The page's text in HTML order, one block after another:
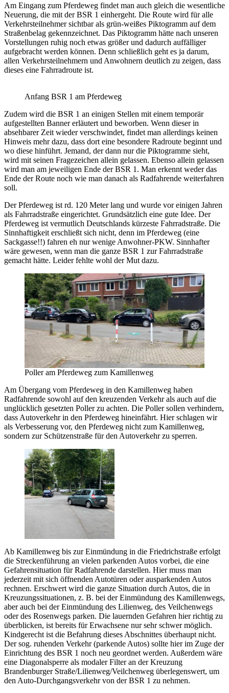
Am Eingang zum Pferdeweg findet man auch gleich die wesentliche
Neuerung, die mit der BSR 1 einhergeht. Die Route wird für alle
Verkehrsteilnehmer sichtbar als grün-weißes Piktogramm auf dem
Straßenbelag gekennzeichnet. Das Piktogramm hätte nach unseren
Vorstellungen ruhig noch etwas größer und dadurch auffälliger
aufgebracht werden können. Denn schließlich geht es ja darum,
allen Verkehrsteilnehmern und Anwohnern deutlich zu zeigen, dass
dieses eine Fahrradroute ist.
Anfang BSR 1 am Pferdeweg
Zudem wird die BSR 1 an einigen Stellen mit einem temporär
aufgestellten Banner erläutert und beworben. Wenn dieser in
absehbarer Zeit wieder verschwindet, findet man allerdings keinen
Hinweis mehr dazu, dass dort eine besondere Radroute beginnt und
wo diese hinführt. Jemand, der dann nur die Piktogramme sieht,
wird mit seinen Fragezeichen allein gelassen. Ebenso allein gelassen
wird man am jeweiligen Ende der BSR 1. Man erkennt weder das
Ende der Route noch wie man danach als Radfahrende weiterfahren
soll.
Der Pferdeweg ist rd. 120 Meter lang und wurde vor einigen Jahren
als Fahrradstraße eingerichtet. Grundsätzlich eine gute Idee. Der
Pferdeweg ist vermutlich Deutschlands kürzeste Fahrradstraße. Die
Sinnhaftigkeit erschließt sich nicht, denn im Pferdeweg (eine
Sackgasse!!) fahren eh nur wenige Anwohner-PKW. Sinnhafter
wäre gewesen, wenn man die ganze BSR 1 zur Fahrradstraße
gemacht hätte. Leider fehlte wohl der Mut dazu.
Poller am Pferdeweg zum Kamillenweg
Am Übergang vom Pferdeweg in den Kamillenweg haben
Radfahrende sowohl auf den kreuzenden Verkehr als auch auf die
unglücklich gesetzten Poller zu achten. Die Poller sollen verhindern,
dass Autoverkehr in den Pferdeweg hineinfährt. Hier schlagen wir
als Verbesserung vor, den Pferdeweg nicht zum Kamillenweg,
sondern zur Schützenstraße für den Autoverkehr zu sperren.
Ab Kamillenweg bis zur Einmündung in die Friedrichstraße erfolgt
die Streckenführung an vielen parkenden Autos vorbei, die eine
Gefahrensituation für Radfahrende darstellen. Hier muss man
jederzeit mit sich öffnenden Autotüren oder ausparkenden Autos
rechnen. Erschwert wird die ganze Situation durch Autos, die in
Kreuzungssituationen, z. B. bei der Einmündung des Kamillenwegs,
aber auch bei der Einmündung des Lilienweg, des Veilchenwegs
oder des Rosenwegs parken. Die lauernden Gefahren hier richtig zu
überblicken, ist bereits für Erwachsene nur sehr schwer möglich.
Kindgerecht ist die Befahrung dieses Abschnittes überhaupt nicht.
Der sog. ruhenden Verkehr (parkende Autos) sollte hier im Zuge der
Einrichtung des BSR 1 noch neu geordnet werden. Außerdem wäre
eine Diagonalsperre als modaler Filter an der Kreuzung
Brandenburger Straße/Lilienweg/Veilchenweg überlegenswert, um
den Auto-Durchgangsverkehr von der BSR 1 zu nehmen.